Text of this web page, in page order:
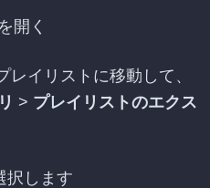
を開く
レイリストに移動して、
> プレイリストのエクス
択します